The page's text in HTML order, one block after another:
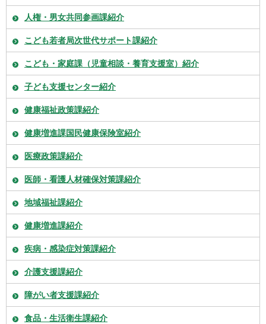
人権・男女共同参画課紹介
こども若者局次世代サポート課紹介
こども・家庭課（児童相談・養育支援室）紹介
子ども支援センター紹介
健康福祉政策課紹介
健康増進課国民健康保険室紹介
医療政策課紹介
医師・看護人材確保対策課紹介
地域福祉課紹介
健康増進課紹介
疾病・感染症対策課紹介
介護支援課紹介
障がい者支援課紹介
食品・生活衛生課紹介